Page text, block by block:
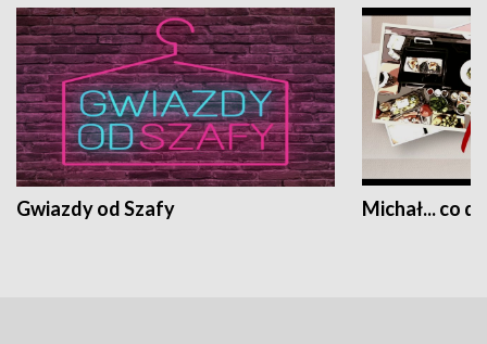
Gwiazdy od Szafy Michał... co